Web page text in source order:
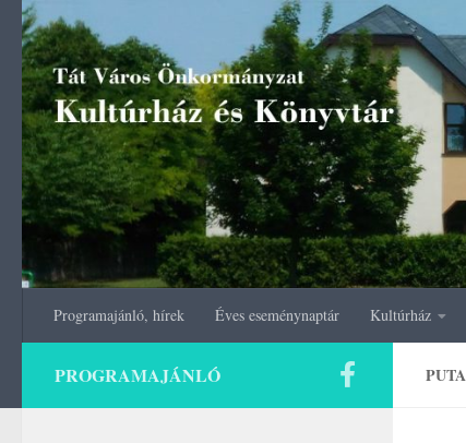
Skip to content
Programajánló, hírek Éves eseménynaptár Kultúrház
PROGRAMAJÁNLÓ